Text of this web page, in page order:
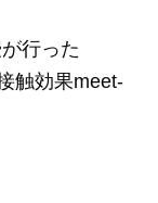
行った
触効果meet-